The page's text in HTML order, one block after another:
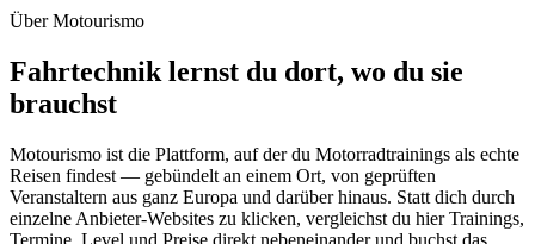
Über Motourismo
Fahrtechnik lernst du dort, wo du sie
brauchst
Motourismo ist die Plattform, auf der du Motorradtrainings als echte
Reisen findest — gebündelt an einem Ort, von geprüften
Veranstaltern aus ganz Europa und darüber hinaus. Statt dich durch
einzelne Anbieter-Websites zu klicken, vergleichst du hier Trainings,